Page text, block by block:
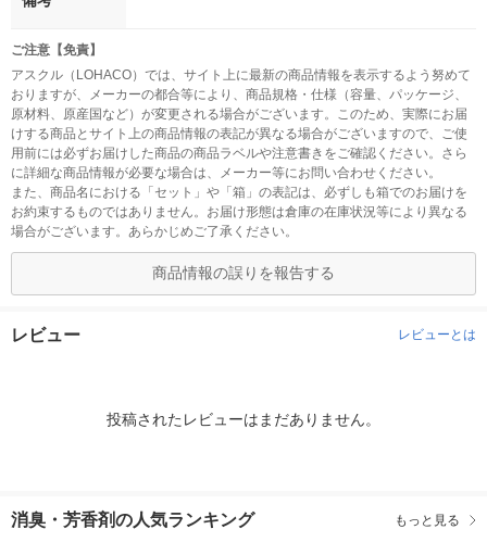
ご注意【免責】
アスクル（LOHACO）では、サイト上に最新の商品情報を表示するよう努めて
おりますが、メーカーの都合等により、商品規格・仕様（容量、パッケージ、
原材料、原産国など）が変更される場合がございます。このため、実際にお届
けする商品とサイト上の商品情報の表記が異なる場合がございますので、ご使
用前には必ずお届けした商品の商品ラベルや注意書きをご確認ください。さら
に詳細な商品情報が必要な場合は、メーカー等にお問い合わせください。
また、商品名における「セット」や「箱」の表記は、必ずしも箱でのお届けを
お約束するものではありません。お届け形態は倉庫の在庫状況等により異なる
場合がございます。あらかじめご了承ください。
商品情報の誤りを報告する
レビュー レビューとは
投稿されたレビューはまだありません。
消臭・芳香剤の人気ランキング もっと見る